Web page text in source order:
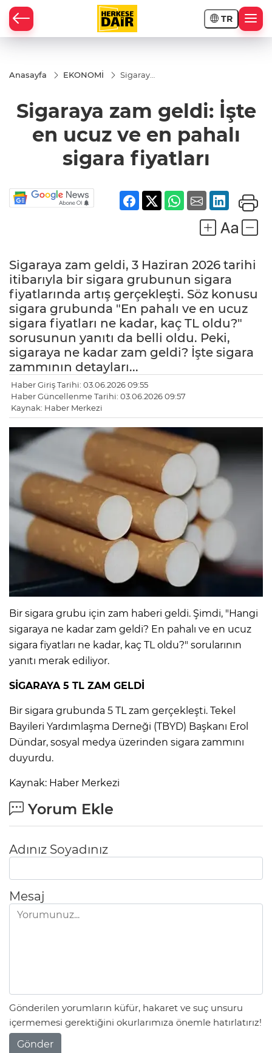
TR
Anasayfa EKONOMİ
Sigaraya
ucuz ve
pahalı
sigara
fiyatları
Sigaraya zam geldi: İşte
en ucuz ve en pahalı
sigara fiyatları
Sigaraya zam geldi, 3 Haziran 2026 tarihi
itibarıyla bir sigara grubunun sigara
fiyatlarında artış gerçekleşti. Söz konusu
sigara grubunda "En pahalı ve en ucuz
sigara fiyatları ne kadar, kaç TL oldu?"
sorusunun yanıtı da belli oldu. Peki,
sigaraya ne kadar zam geldi? İşte sigara
zammının detayları...
Haber Giriş Tarihi: 03.06.2026 09:55
Haber Güncellenme Tarihi: 03.06.2026 09:57
Kaynak: Haber Merkezi
Bir sigara grubu için zam haberi geldi. Şimdi, "Hangi
sigaraya ne kadar zam geldi? En pahalı ve en ucuz
sigara fiyatları ne kadar, kaç TL oldu?" sorularının
yanıtı merak ediliyor.
SİGARAYA 5 TL ZAM GELDİ
Bir sigara grubunda 5 TL zam gerçekleşti. Tekel
Bayileri Yardımlaşma Derneği (TBYD) Başkanı Erol
Dündar, sosyal medya üzerinden sigara zammını
duyurdu.
Kaynak: Haber Merkezi
Yorum Ekle
Adınız Soyadınız
Mesaj
Gönderilen yorumların küfür, hakaret ve suç unsuru
içermemesi gerektiğini okurlarımıza önemle hatırlatırız!
Gönder